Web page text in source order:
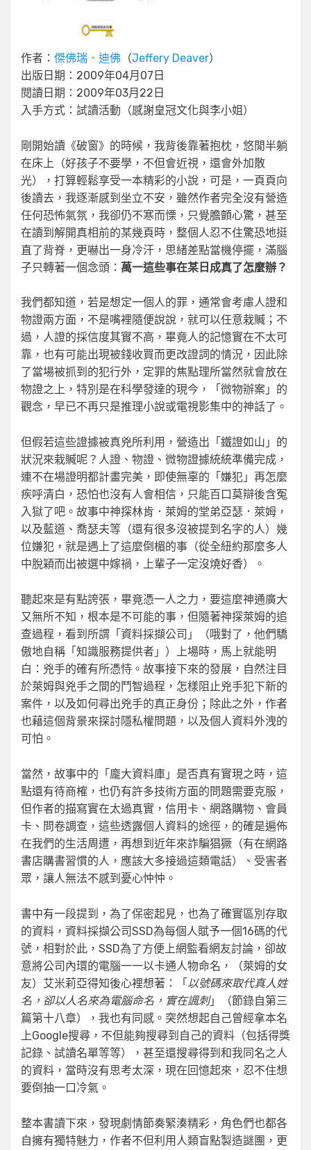
作者： 傑佛瑞．迪佛 （Jeffery Deaver）
出版日期：2009年04月07日
閱讀日期：2009年03月22日
入手方式：試讀活動（感謝皇冠文化與李小姐）
剛開始讀《破窗》的時候，我背後靠著抱枕，悠閒半躺
在床上（好孩子不要學，不但會近視，還會外加散
光），打算輕鬆享受一本精彩的小說，可是，一頁頁向
後讀去，我逐漸感到坐立不安，雖然作者完全沒有營造
任何恐怖氣氛，我卻仍不寒而慄，只覺膽顫心驚，甚至
在讀到解開真相前的某幾頁時，整個人忍不住驚恐地挺
直了背脊，更嚇出一身冷汗，思緒差點當機停擺，滿腦
子只轉著一個念頭： 萬一這些事在某日成真了怎麼辦？
我們都知道，若是想定一個人的罪，通常會考慮人證和
物證兩方面，不是嘴裡隨便說說，就可以任意栽贓；不
過，人證的採信度其實不高，畢竟人的記憶實在不太可
靠，也有可能出現被錢收買而更改證詞的情況，因此除
了當場被抓到的犯行外，定罪的焦點理所當然就會放在
物證之上，特別是在科學發達的現今，「微物辦案」的
觀念，早已不再只是推理小說或電視影集中的神話了。
但假若這些證據被真兇所利用，營造出「鐵證如山」的
狀況來栽贓呢？人證、物證、微物證據統統準備完成，
連不在場證明都計畫完美，即使無辜的「嫌犯」再怎麼
疾呼清白，恐怕也沒有人會相信，只能百口莫辯後含冤
入獄了吧。故事中神探林肯．萊姆的堂弟亞瑟．萊姆，
以及藍道、喬瑟夫等（還有很多沒被提到名字的人）幾
位嫌犯，就是遇上了這麼倒楣的事（從全紐約那麼多人
中脫穎而出被選中嫁禍，上輩子一定沒燒好香）。
聽起來是有點誇張，畢竟憑一人之力，要這麼神通廣大
又無所不知，根本是不可能的事，但隨著神探萊姆的追
查過程，看到所謂「資料採擷公司」（哦對了，他們驕
傲地自稱「知識服務提供者」）上場時，馬上就能明
白：兇手的確有所憑恃。故事接下來的發展，自然注目
於萊姆與兇手之間的鬥智過程，怎樣阻止兇手犯下新的
案件，以及如何尋出兇手的真正身份；除此之外，作者
也藉這個背景來探討隱私權問題，以及個人資料外洩的
可怕。
當然，故事中的「龐大資料庫」是否真有實現之時，這
點還有待商榷，也仍有許多技術方面的問題需要克服，
但作者的描寫實在太過真實，信用卡、網路購物、會員
卡、問卷調查，這些透露個人資料的途徑，的確是遍佈
在我們的生活周遭，再想到近年來詐騙猖獗（有在網路
書店購書習慣的人，應該大多接過這類電話）、受害者
眾，讓人無法不感到憂心忡忡。
書中有一段提到，為了保密起見，也為了確實區別存取
的資料，資料採擷公司SSD為每個人賦予一個16碼的代
號，相對於此，SSD為了方便上網監看網友討論，卻故
意將公司內環的電腦一一以卡通人物命名，（萊姆的女
友）艾米莉亞得知後心裡想著：「 以號碼來取代真人姓
名，卻以人名來為電腦命名，實在諷刺」（節錄自第三
篇第十八章），我也有同感。突然想起自己曾經拿本名
上Google搜尋，不但能夠搜尋到自己的資料（包括得獎
記錄、試讀名單等等），甚至還搜尋得到和我同名之人
的資料，當時沒有思考太深，現在回憶起來，忍不住想
要倒抽一口冷氣。
整本書讀下來，發現劇情節奏緊湊精彩，角色們也都各
自擁有獨特魅力，作者不但利用人類盲點製造謎團，更